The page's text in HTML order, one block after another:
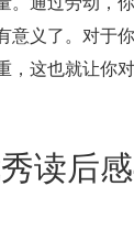
意义了。对于
，这也就让你
读后